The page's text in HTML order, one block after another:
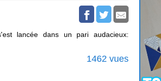
lancée dans un pari audacieux:
1462 vues